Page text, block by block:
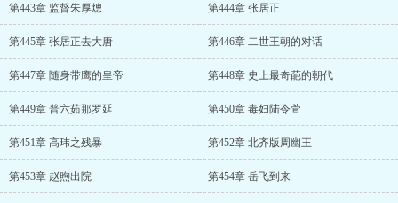
第443章 监督朱厚熜 第444章 张居正
第445章 张居正去大唐 第446章 二世王朝的对话
第447章 随身带鹰的皇帝 第448章 史上最奇葩的朝代
第449章 普六茹那罗延 第450章 毒妇陆令萱
第451章 高玮之残暴 第452章 北齐版周幽王
第453章 赵煦出院 第454章 岳飞到来